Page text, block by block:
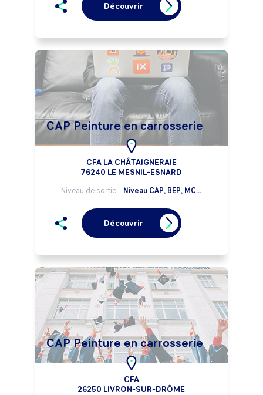
Découvrir
CAP Peinture en carrosserie
CFA LA CHÂTAIGNERAIE
76240 LE MESNIL-ESNARD
Niveau de sortie : Niveau CAP, BEP, MC...
Découvrir
CAP Peinture en carrosserie
CFA
26250 LIVRON-SUR-DRÔME